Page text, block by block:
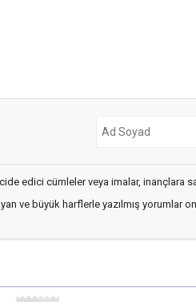
edici cümleler veya imalar, inançlara
ve büyük harflerle yazılmış yorumlar